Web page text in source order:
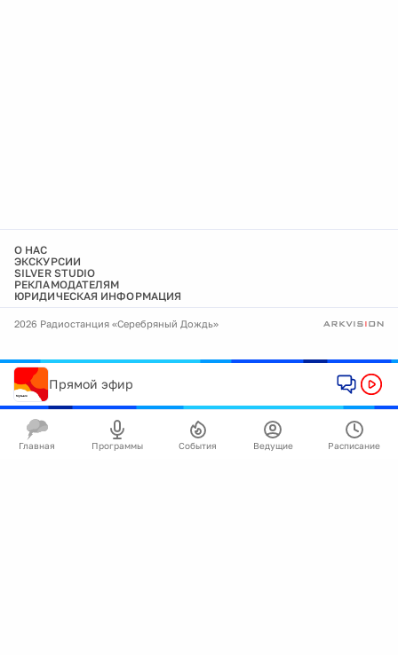
О НАС
ЭКСКУРСИИ
SILVER STUDIO
РЕКЛАМОДАТЕЛЯМ
ЮРИДИЧЕСКАЯ ИНФОРМАЦИЯ
2026 Радиостанция «Серебряный Дождь»
Прямой эфир
Главная Программы События Ведущие Расписание